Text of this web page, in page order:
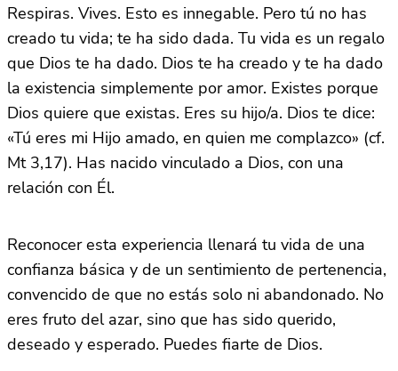
Respiras. Vives. Esto es innegable. Pero tú no has
creado tu vida; te ha sido dada. Tu vida es un regalo
que Dios te ha dado. Dios te ha creado y te ha dado
la existencia simplemente por amor. Existes porque
Dios quiere que existas. Eres su hijo/a. Dios te dice:
«Tú eres mi Hijo amado, en quien me complazco» (cf.
Mt 3,17). Has nacido vinculado a Dios, con una
relación con Él.
Reconocer esta experiencia llenará tu vida de una
confianza básica y de un sentimiento de pertenencia,
convencido de que no estás solo ni abandonado. No
eres fruto del azar, sino que has sido querido,
deseado y esperado. Puedes fiarte de Dios.